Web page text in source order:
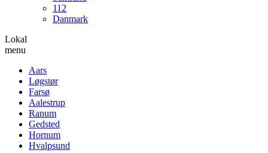
112
Danmark
Lokal
menu
Aars
Løgstør
Farsø
Aalestrup
Ranum
Gedsted
Hornum
Hvalpsund